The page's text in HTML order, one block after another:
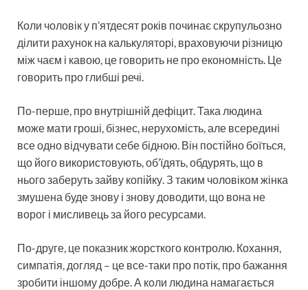
Коли чоловік у п’ятдесят років починає скрупульозно
ділити рахунок на калькуляторі, враховуючи різницю
між чаєм і кавою, це говорить не про економність. Це
говорить про глибші речі.
По-перше, про внутрішній дефіцит. Така людина
може мати гроші, бізнес, нерухомість, але всередині
все одно відчувати себе бідною. Він постійно боїться,
що його використовують, об’їдять, обдурять, що в
нього заберуть зайву копійку. З таким чоловіком жінка
змушена буде знову і знову доводити, що вона не
ворог і мисливець за його ресурсами.
По-друге, це показник жорсткого контролю. Кохання,
симпатія, догляд – це все-таки про потік, про бажання
зробити іншому добре. А коли людина намагається